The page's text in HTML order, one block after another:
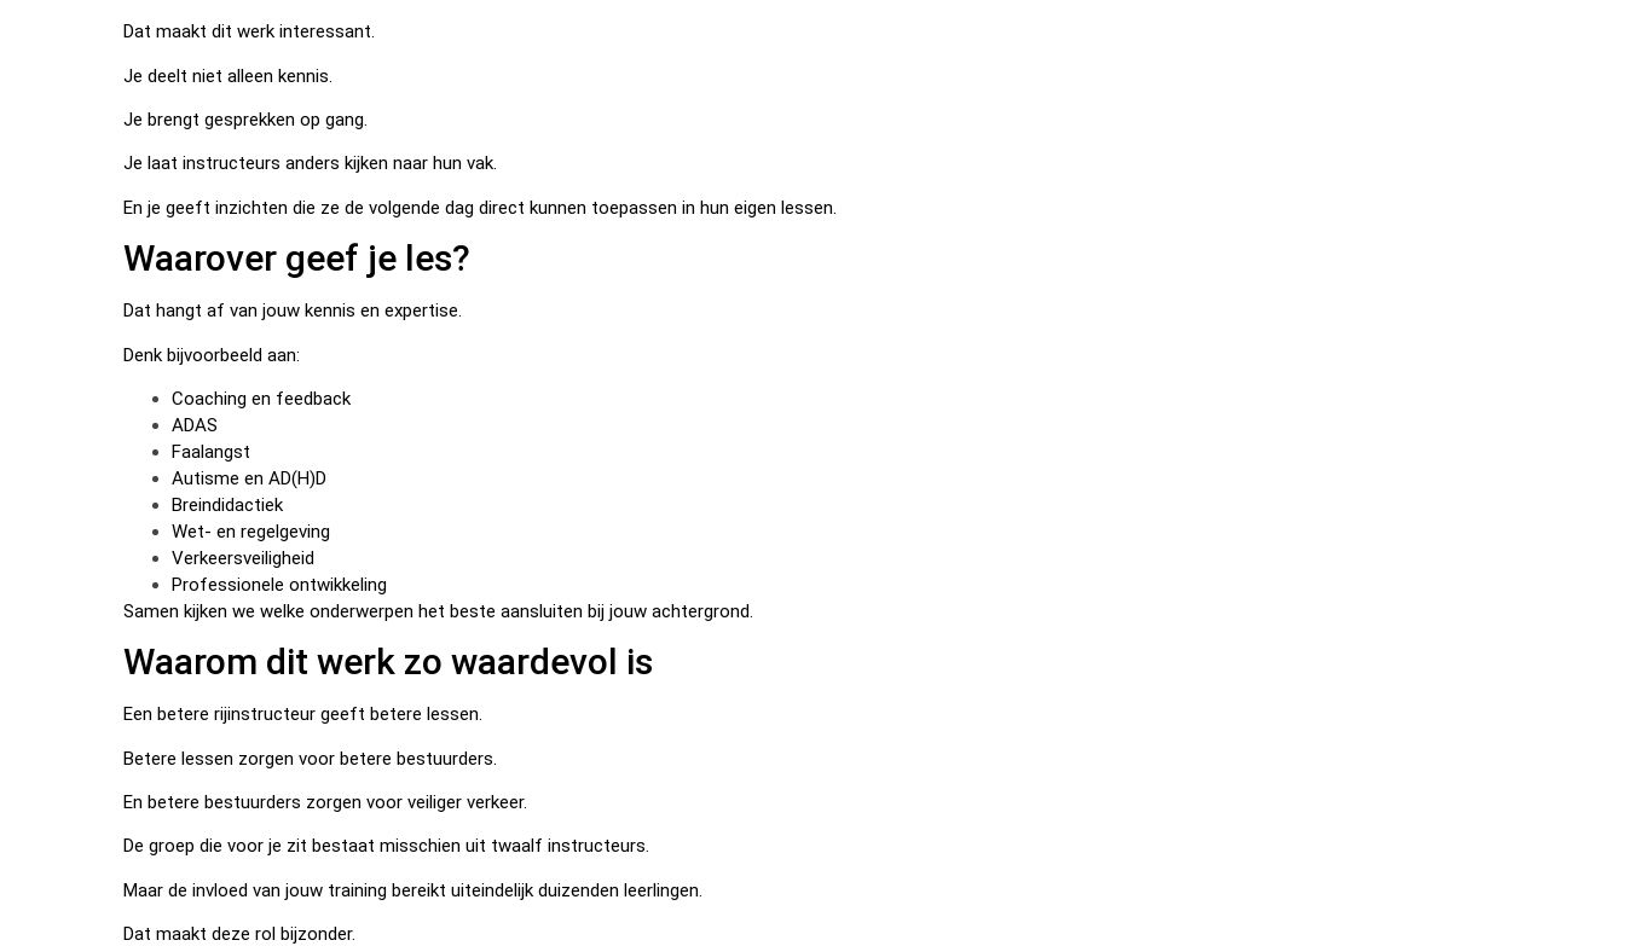
Dat maakt dit werk interessant.
Je deelt niet alleen kennis.
Je brengt gesprekken op gang.
Je laat instructeurs anders kijken naar hun vak.
En je geeft inzichten die ze de volgende dag direct kunnen toepassen in hun eigen lessen.
Waarover geef je les?
Dat hangt af van jouw kennis en expertise.
Denk bijvoorbeeld aan:
Coaching en feedback
ADAS
Faalangst
Autisme en AD(H)D
Breindidactiek
Wet- en regelgeving
Verkeersveiligheid
Professionele ontwikkeling
Samen kijken we welke onderwerpen het beste aansluiten bij jouw achtergrond.
Waarom dit werk zo waardevol is
Een betere rijinstructeur geeft betere lessen.
Betere lessen zorgen voor betere bestuurders.
En betere bestuurders zorgen voor veiliger verkeer.
De groep die voor je zit bestaat misschien uit twaalf instructeurs.
Maar de invloed van jouw training bereikt uiteindelijk duizenden leerlingen.
Dat maakt deze rol bijzonder.